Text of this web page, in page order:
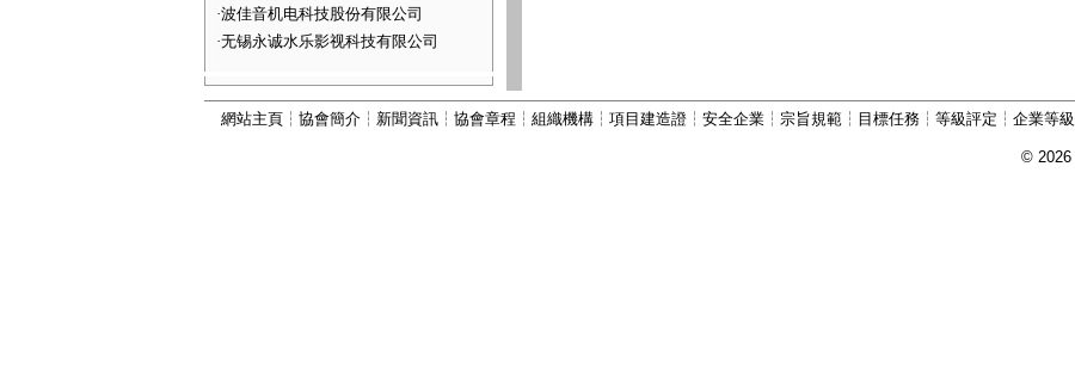
·波佳音机电科技股份有限公司
·无锡永诚水乐影视科技有限公司
河北康本园林景观工程有限公司
網站主頁┆ 協會簡介┆ 新聞資訊┆ 協會章程 ┆ 組織機構┆ 項目建造證┆ 安全企業┆ 宗旨規範┆ 目標任務┆ 等級評定 ┆ 企業等級
© 2026